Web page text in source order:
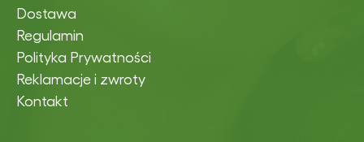
Dostawa
Regulamin
Polityka Prywatności
Reklamacje i zwroty
Kontakt